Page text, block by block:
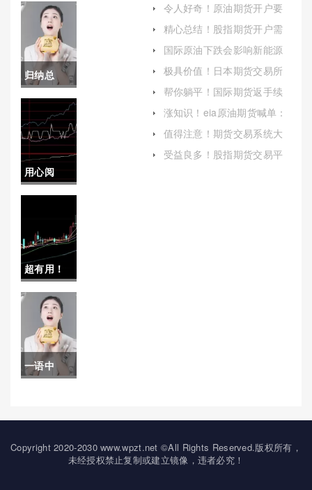
归纳总
结！股指
期货持仓
(市场情绪
与投资策
标)
用心阅
读！国内
条件有哪
些（详细
介绍国内
期货开户
的条件及
超有用！
尿素行
情：市场
动态与未
来趋势分
一语中
原油期货
开户保证
令人好奇！原油期货开户要
多少钱（以便更好地控制交
易成本和风险）
精心总结！股指期货开户需
要什么条件(股指期货怎么开
户期货投资)
国际原油下跌会影响新能源
(国际原油下跌会影响新能源
吗)
极具价值！日本期货交易所
哪一年成立(日本期货交易所
哪一年成立的)
帮你躺平！国际期货返手续
费（帮助投资者降低交易成
本）
涨知识！eia原油期货喊单：
揭秘原油市场投资策略
值得注意！期货交易系统大
全（制定合理的风险管理策
略以降低投资风险）
受益良多！股指期货交易平
Copyright 2020-2030 www.wpzt.net ©All Rights Reserved.版权所有，
未经授权禁止复制或建立镜像，违者必究！